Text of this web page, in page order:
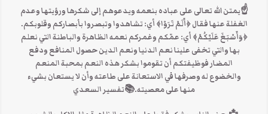
☝يمتن الله تعالى على عباده بنعمه ويدعوهم إلى شكرها ورؤيتها وعدم
الغفلة عنها فقال ﴿أَلَمْ تَرَوْا﴾ أي: تشاهدوا وتبصروا بأبصاركم وقلوبكم.
﴿وَأَسْبَغَ عَلَيْكُمْ﴾ أي: عمّكم وغمركم نعمه الظاهرة والباطنة التي نعلم
بها والتي تخفى علينا نعم الدنيا ونعم الدين حصول المنافع ودفع
المضار فوظيفتكم أن تقوموا بشكر هذه النعم بمحبة المنعم
والخضوع له وصرفها في الاستعانة على طاعته وأن لا يستعان بشيء
منها على معصيته.📚تفسير السعدي